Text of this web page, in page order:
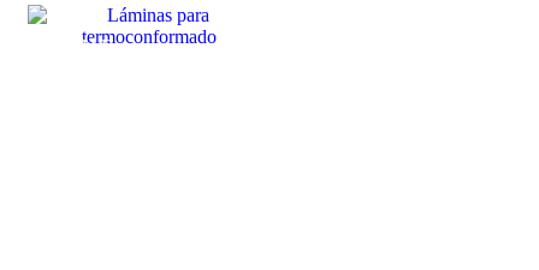
SALE